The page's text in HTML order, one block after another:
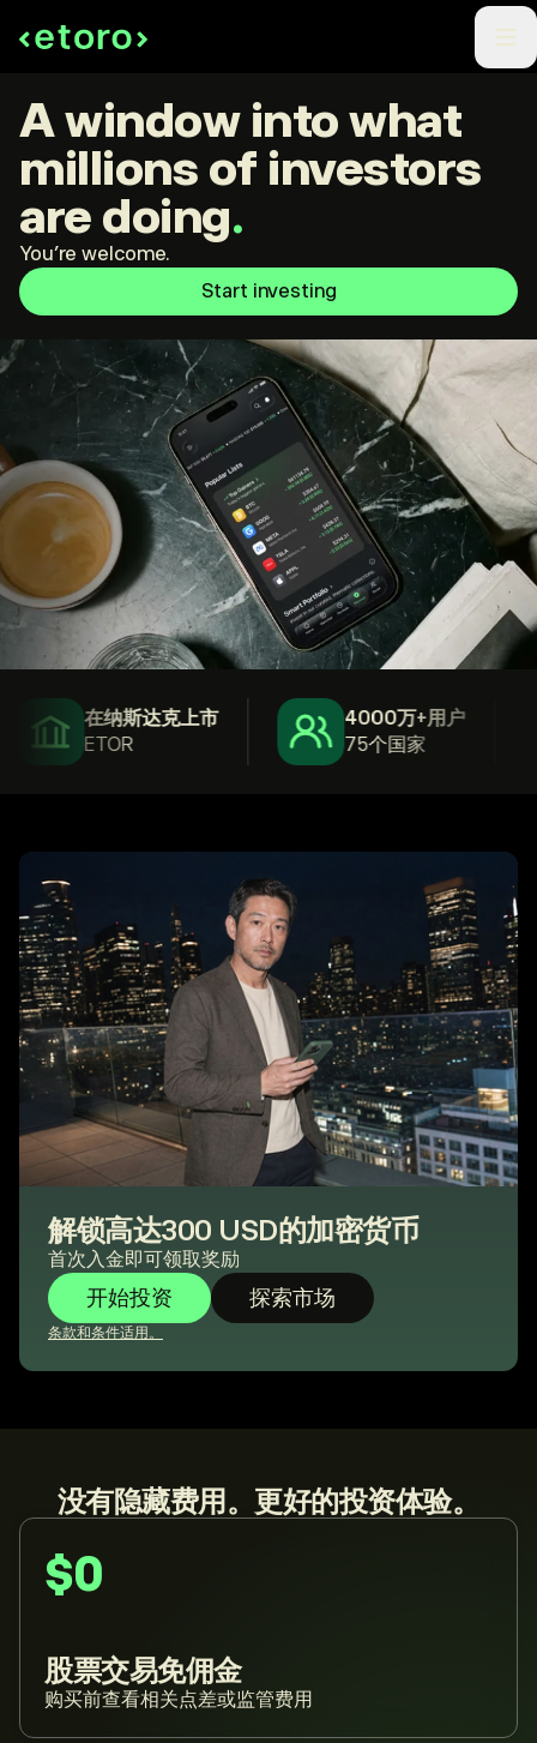
A window into what
millions of investors
are doing.
You're welcome.
Start investing
在纳斯达克上市
ETOR
4000万+用户
75个国家
解锁高达300 USD的加密货币
首次入金即可领取奖励
开始投资 探索市场
条款和条件适用。
没有隐藏费用。更好的投资体验。
$0
股票交易免佣金
购买前查看相关点差或监管费用